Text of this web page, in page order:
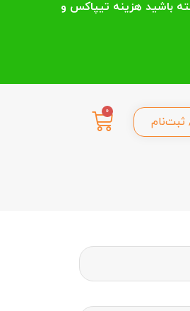
ثبت‌نام
0
نظر داشته باشید هزینه تیپاکس و